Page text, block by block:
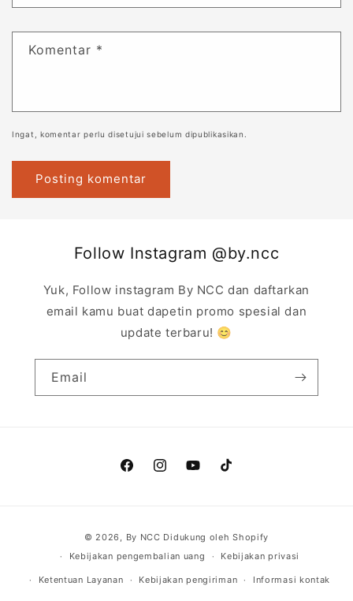
Komentar *
Ingat, komentar perlu disetujui sebelum dipublikasikan.
Follow Instagram @by.ncc
Yuk, Follow instagram By NCC dan daftarkan
email kamu buat dapetin promo spesial dan
update terbaru! 😊
Email
FacebookInstagramYouTubeTikTok
pembayaran
© 2026, By NCC Didukung oleh Shopify
Kebijakan pengembalian uang
Kebijakan privasi
Ketentuan Layanan Kebijakan pengiriman Informasi kontak